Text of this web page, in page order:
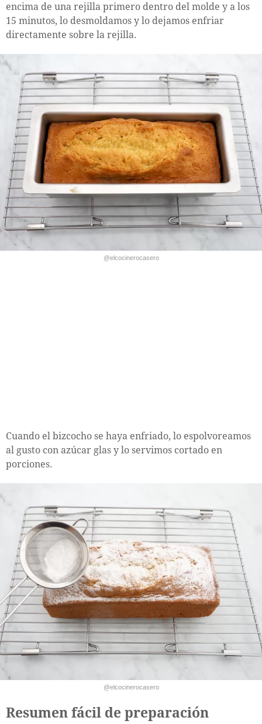
encima de una rejilla primero dentro del molde y a los
15 minutos, lo desmoldamos y lo dejamos enfriar
directamente sobre la rejilla.
@elcocinerocasero
Cuando el bizcocho se haya enfriado, lo espolvoreamos
al gusto con azúcar glas y lo servimos cortado en
porciones.
@elcocinerocasero
Resumen fácil de preparación